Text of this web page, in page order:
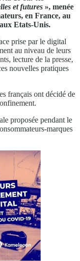
et futures », menée
en France, au
Etats-Unis.
prise par le digital
au niveau de leurs
lecture de la presse,
nouvelles pratiques
français ont décidé de
proposée pendant le
marques